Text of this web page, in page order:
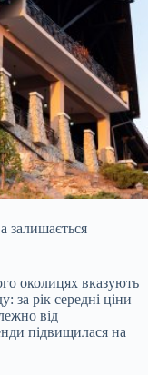
залишається
околицях вказують
за рік середні ціни
від
підвищилася на